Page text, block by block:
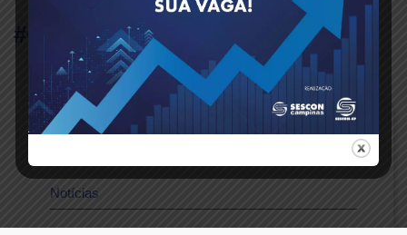
#Compartilhe
PORTAL |CATEGORIAS
Notícias